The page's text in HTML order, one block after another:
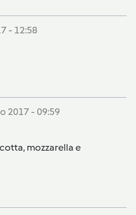
- 12:58
2017 - 09:59
mozzarella e